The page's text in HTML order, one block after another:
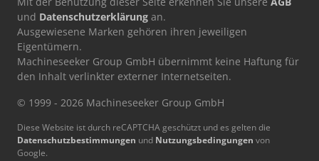
und Datenschutzerklärung an.
Ausgewiesene Marken gehören ihren jeweiligen
Eigentümern.
Machineseeker Group GmbH übernimmt keine Haftung für
den Inhalt verlinkter externer Internetseiten.
© 1999 - 2026 Machineseeker Group GmbH
Diese Website ist durch reCAPTCHA geschützt und es gelten die
Datenschutzbestimmungen und Nutzungsbedingungen von
Google.